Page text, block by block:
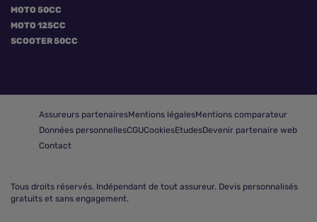
MOTO 50CC
MOTO 125CC
SCOOTER 50CC
Assureurs partenairesMentions légalesMentions comparateur
Données personnellesCGUCookiesEtudesDevenir partenaire web
Contact
Tous droits réservés. Indépendant de tout assureur. Devis personnalisés
gratuits et sans engagement.